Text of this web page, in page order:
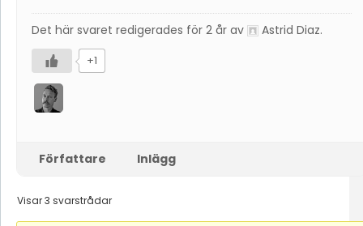
Det här svaret redigerades för 2 år av Astrid Diaz.
+1
Författare Inlägg
Visar 3 svarstrådar